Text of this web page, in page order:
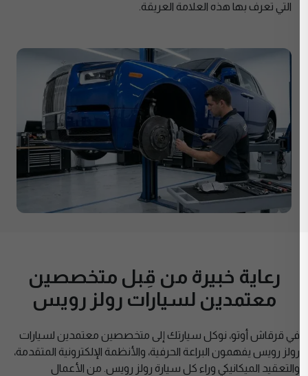
التي تعرف بها هذه العلامة العريقة.
رعاية خبيرة من قِبل متخصصين
معتمدين لسيارات رولز رويس
في قرقاش أوتو، نوكل سيارتك إلى متخصصين معتمدين لسيارات
رولز رويس يفهمون البراعة الحرفية، والأنظمة الإلكترونية المتقدمة،
والتعقيد الميكانيكي وراء كل سيارة رولز رويس. من الأعمال